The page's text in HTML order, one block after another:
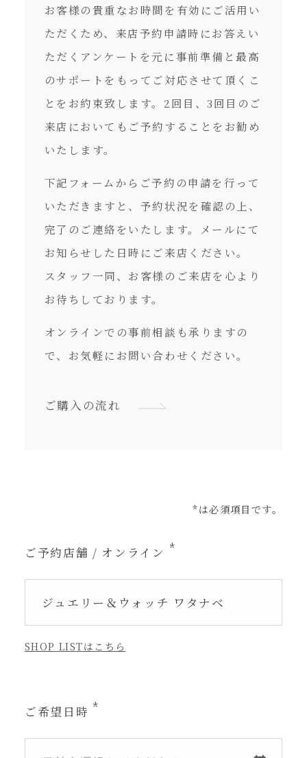
お客様の貴重なお時間を有効にご活用い
ただくため、来店予約申請時にお答えい
ただくアンケートを元に事前準備と最高
のサポートをもってご対応させて頂くこ
とをお約束致します。2回目、3回目のご
来店においてもご予約することをお勧め
いたします。
下記フォームからご予約の申請を行って
いただきますと、予約状況を確認の上、
完了のご連絡をいたします。メールにて
お知らせした日時にご来店ください。
スタッフ一同、お客様のご来店を心より
お待ちしております。
オンラインでの事前相談も承りますの
で、お気軽にお問い合わせください。
ご購入の流れ
*は必須項目です。
ご予約店舗 / オンライン
SHOP LISTはこちら
ご希望日時